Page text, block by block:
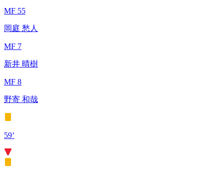
MF 55
岡庭 愁人
MF 7
新井 晴樹
MF 8
野寄 和哉
59’